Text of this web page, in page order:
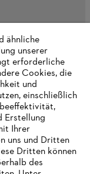
ähnliche
unserer
erforderliche
Cookies, die
und
einschließlich
Erstellung
Ihrer
uns und Dritten
Dritten können
des